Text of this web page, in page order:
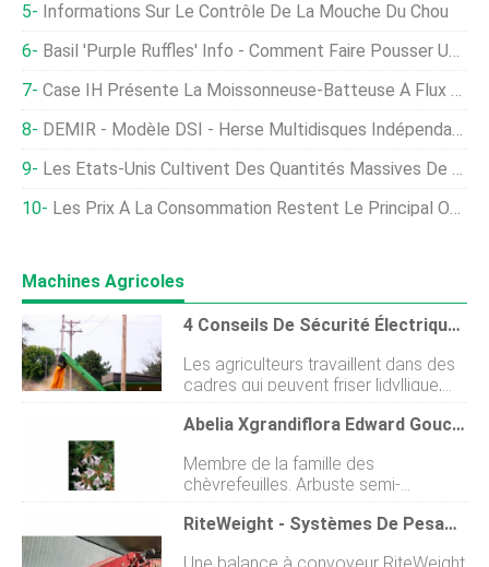
Informations Sur Le Contrôle De La Mouche Du Chou
Basil 'Purple Ruffles' Info - Comment Faire Pousser Une Plante De Basilic Pourpre À Volants
Case IH Présente La Moissonneuse-Batteuse À Flux Axial De La Série 50 En Édition Limitée
DEMIR - Modèle DSI - Herse Multidisques Indépendante Du Ressort
Les États-Unis Cultivent Des Quantités Massives De Soja. Alors Pourquoi Notre Edamame Est-Il Importé ?
Les Prix À La Consommation Restent Le Principal Obstacle À La Transition Vers Une Agriculture Durable
Machines Agricoles
4 Conseils De Sécurité Électrique Pour Les Agriculteurs
Les agriculteurs travaillent dans des
cadres qui peuvent friser lidyllique,
mais les risques auxquels ils sont
confrontés sont réels. En réalité,
dangereuse des États-Unis, selon le
Conseil national de sécurité. Lun des
dangers les plus mortels est un
élément essentiel de toute
exploitation agricole moderne
Abelia Xgrandiflora Edward Goucher
Membre de la famille des
chèvrefeuilles. Arbuste semi-
persistant aux fleurs rose pâle très
parfumées. Grand arbuste de
RiteWeight - Systèmes De Pesage À Convoyeur En Ligne Pour Moissonneuse-Batteuse